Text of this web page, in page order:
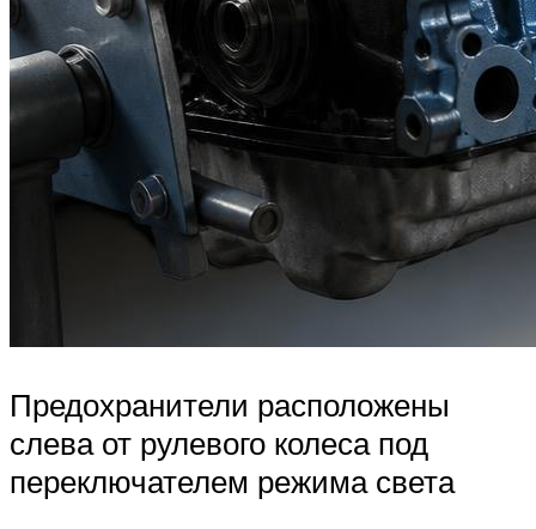
Предохранители расположены
слева от рулевого колеса под
переключателем режима света